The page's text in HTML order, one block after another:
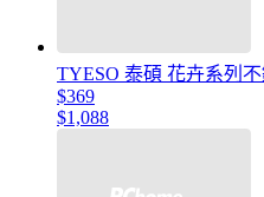
TYESO 泰碩 花卉系列
$369
$1,088